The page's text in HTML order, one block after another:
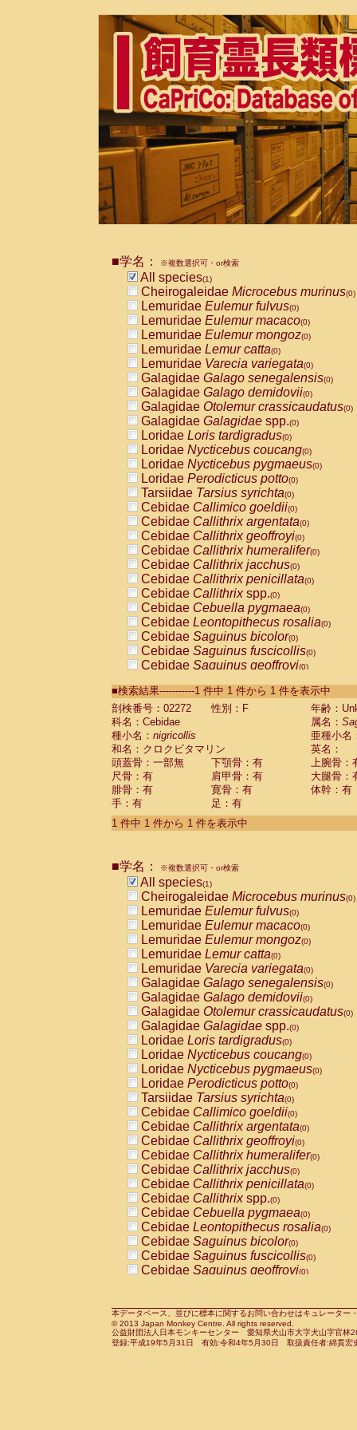
■学名： ※複数選択可・or検索
All species(1)
Cheirogaleidae Microcebus murinus(0)
Lemuridae Eulemur fulvus(0)
Lemuridae Eulemur macaco(0)
Lemuridae Eulemur mongoz(0)
Lemuridae Lemur catta(0)
Lemuridae Varecia variegata(0)
Galagidae Galago senegalensis(0)
Galagidae Galago demidovii(0)
Galagidae Otolemur crassicaudatus(0)
Galagidae Galagidae spp.(0)
Loridae Loris tardigradus(0)
Loridae Nycticebus coucang(0)
Loridae Nycticebus pygmaeus(0)
Loridae Perodicticus potto(0)
Tarsiidae Tarsius syrichta(0)
Cebidae Callimico goeldii(0)
Cebidae Callithrix argentata(0)
Cebidae Callithrix geoffroyi(0)
Cebidae Callithrix humeralifer(0)
Cebidae Callithrix jacchus(0)
Cebidae Callithrix penicillata(0)
Cebidae Callithrixspp.(0)
Cebidae Cebuella pygmaea(0)
Cebidae Leontopithecus rosalia(0)
Cebidae Saguinus bicolor(0)
Cebidae Saguinus fuscicollis(0)
Cebidae Saguinus geoffroyi(0)
CebidaeSaguinus labiatus(0)
Cebidae Saguinus leucopus (0)
Cebidae
CebidaeSaguinus mystax
CebidaeSaguinus nigricollis (1)
Cebidae Saguinus oedipus
Cebidae Saguinus weddelli
Cebidae Saguinusspp.
Cebidae Aotus trivirgatus
Cebidae Cebus albifrons
CebidaeCebus nigrivittatus
CebidaeCebus
CebidaeSaimiri boliviensis(0)
CebidaeSaimiri sciureus(0)
AtelidaeAlouatta caraya(0)
AtelidaeAlouatta fusca(0)
AtelidaeAlouatta seniculus
AtelidaeAlouattaspp.(0)
AtelidaeAteles belzebuth(0)
AtelidaeAteles geoffroyi(0)
AtelidaeAteles paniscus(0)
AtelidaeAtelesspp.(0)
Atelidae Lagothrix lagothricha
AtelidaeLagothrix lagothricha cana
PitheciidaeCacajao calvus
PitheciidaeCallicebus cupreus
PitheciidaeCallicebus donacophilus
PitheciidaeCallicebus moloch
PitheciidaeCallicebus torquatus
PitheciidaeCallicebusspp.(0)
PitheciidaeChiropotes satanas(0)
PitheciidaePithecia monachus
PitheciidaePithecia pithecia(0)
CercopithecidaeCercocebus agilis
CercopithecidaeCercocebus
CercopithecidaeCercocebus
CercopithecidaeCercocebus
CercopithecidaeCercocebus
CercopithecidaeCercocebushybrid
CercopithecidaePapio anubis(0)
CercopithecidaePapio cynocephalus
CercopithecidaePapio hamadryas(0)
■検索結果-----------1 件中 1 件から 1 件を表示中
剖検番号：02272
性別：F
年齢：
科名：Cebidae
属名：
種小名： nigricollis
亜種小名
和名：クロクビタマリン
英名：
頭蓋骨：一部無
下顎骨：有
上腕骨：
尺骨：有
肩甲骨：有
大腿骨：
腓骨：有
寛骨：有
体幹：有
手：有
足：有
1 件中 1 件から 1 件を表示中
■学名： ※複数選択可・or検索
All species(1)
Cheirogaleidae Microcebus murinus(0)
Lemuridae Eulemur fulvus(0)
Lemuridae Eulemur macaco(0)
Lemuridae Eulemur mongoz(0)
Lemuridae Lemur catta(0)
Lemuridae Varecia variegata(0)
Galagidae Galago senegalensis(0)
Galagidae Galago demidovii(0)
Galagidae Otolemur crassicaudatus(0)
Galagidae Galagidae spp.(0)
Loridae Loris tardigradus(0)
Loridae Nycticebus coucang(0)
Loridae Nycticebus pygmaeus(0)
Loridae Perodicticus potto(0)
Tarsiidae Tarsius syrichta(0)
Cebidae Callimico goeldii(0)
Cebidae Callithrix argentata(0)
Cebidae Callithrix geoffroyi(0)
Cebidae Callithrix humeralifer(0)
Cebidae Callithrix jacchus(0)
Cebidae Callithrix penicillata(0)
Cebidae Callithrixspp.(0)
Cebidae Cebuella pygmaea(0)
Cebidae Leontopithecus rosalia(0)
Cebidae Saguinus bicolor(0)
Cebidae Saguinus fuscicollis(0)
Cebidae Saguinus geoffroyi(0)
CebidaeSaguinus leucopus(0)
CebidaeSaguinus midas(0)
Cebidae Saguinus mystax(0)
本データベース、並びに標本に関するお問い合わせはキュレータ
© 2013 Japan Monkey Centre. All rights reserved.
公益財団法人日本モンキーセンター 愛知県犬山市大字犬山字官
登録:平成19年5月31日 有効:令和4年5月30日 取扱責任者:綿貫宏